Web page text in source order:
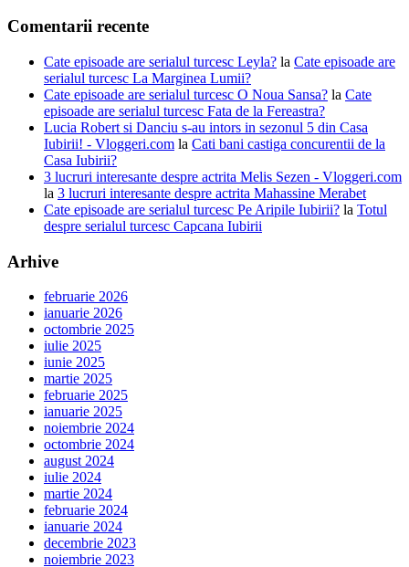
Comentarii recente
Cate episoade are serialul turcesc Leyla? la Cate episoade are
serialul turcesc La Marginea Lumii?
Cate episoade are serialul turcesc O Noua Sansa? la Cate
episoade are serialul turcesc Fata de la Fereastra?
Lucia Robert si Danciu s-au intors in sezonul 5 din Casa
Iubirii! - Vloggeri.com la Cati bani castiga concurentii de la
Casa Iubirii?
3 lucruri interesante despre actrita Melis Sezen - Vloggeri.com
la 3 lucruri interesante despre actrita Mahassine Merabet
Cate episoade are serialul turcesc Pe Aripile Iubirii? la Totul
despre serialul turcesc Capcana Iubirii
Arhive
februarie 2026
ianuarie 2026
octombrie 2025
iulie 2025
iunie 2025
martie 2025
februarie 2025
ianuarie 2025
noiembrie 2024
octombrie 2024
august 2024
iulie 2024
martie 2024
februarie 2024
ianuarie 2024
decembrie 2023
noiembrie 2023